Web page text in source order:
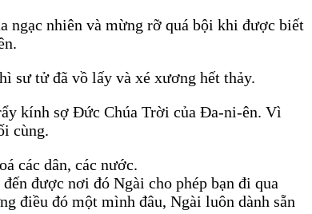
ngạc nhiên và mừng rỡ quá bội khi được biết
sư tử đã vồ lấy và xé xương hết thảy.
kính sợ Đức Chúa Trời của Đa-ni-ên. Vì
cùng.
các dân, các nước.
được nơi đó Ngài cho phép bạn đi qua
điều đó một mình đâu, Ngài luôn dành sẵn